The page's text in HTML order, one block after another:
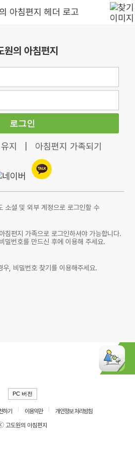
원의 아침편지
로그인
지 아침편지 가족되기
소셜 및 외부 계정으로 로그인할 수
침편지 가족으로 로그인하셔야 가능합니다.
밀번호를 만드신 후에 이용해 주세요.
우, 비밀번호 찾기를 이용해주세요.
PC 버전
하기 이용약관
개인정보 처리방침
고도원의 아침편지